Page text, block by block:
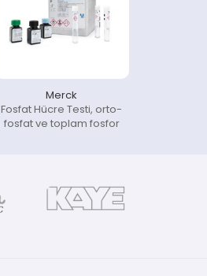
Merck
Fosfat Hücre Testi, orto-
fosfat ve toplam fosfor